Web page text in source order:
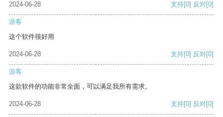
2024-06-28 支持[0] 反对[0]
游客
这个软件很好用
2024-06-28 支持[0] 反对[0]
游客
这款软件的功能非常全面，可以满足我所有需求。
2024-06-28 支持[0] 反对[0]